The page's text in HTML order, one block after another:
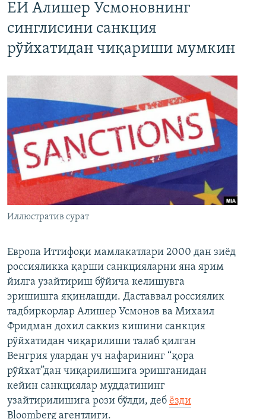
ЕИ Алишер Усмоновнинг
синглисини санкция
рўйхатидан чиқариши мумкин
Иллюстратив сурат
Европа Иттифоқи мамлакатлари 2000 дан зиёд
россияликка қарши санкцияларни яна ярим
йилга узайтириш бўйича келишувга
эришишга яқинлашди. Даставвал россиялик
тадбиркорлар Алишер Усмонов ва Михаил
Фридман дохил саккиз кишини санкция
рўйхатидан чиқарилиши талаб қилган
Венгрия улардан уч нафарининг “қора
рўйхат”дан чиқарилишига эришганидан
кейин санкциялар муддатининг
узайтирилишига рози бўлди, деб ёзди
Bloomberg агентлиги.